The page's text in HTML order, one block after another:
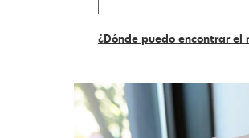
¿Dónde puedo encontrar el